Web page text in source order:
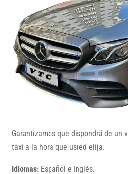
Garantizamos que dispondrá de un
taxi a la hora que usted elija.
Idiomas: Español e Inglés.